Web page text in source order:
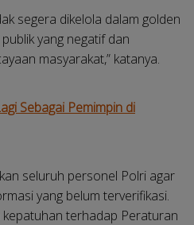
segera dikelola dalam golden
yang negatif dan
masyarakat,” katanya.
Sebagai Pemimpin di
seluruh personel Polri agar
yang belum terverifikasi.
terhadap Peraturan